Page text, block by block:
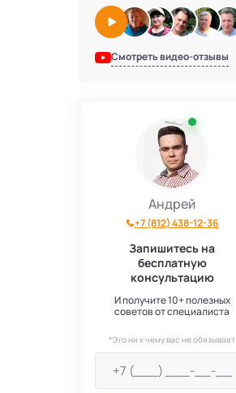
Септики Атлос 10
Септики Топаэро 30
Септики SANI 4
6
Септики БиоДача 7
Септики Вортекс 50
Смотреть видео-отзывы
Андрей
+7 (812) 438-12-36
Запишитесь на
бесплатную
консультацию
И получите 10+ полезных
советов от специалиста
*Это ни к чему вас не обязывает